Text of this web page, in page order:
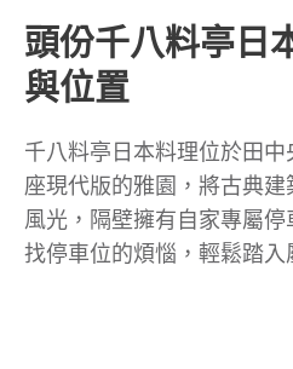
頭份千八料亭日
與位置
千八料亭日本料理位於田
座現代版的雅園，將古典
風光，隔壁擁有自家專屬
找停車位的煩惱，輕鬆踏入